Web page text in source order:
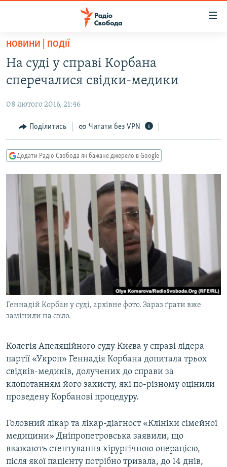
Перейти
основного
матеріалу
Перейти
до
навігації
Перейти
до
ВСЕ ЗА ДОБУ
СТАТТІ
ПОЛІТИКА
ЕКОНОМІКА
КУЛЬТУРА
УКРАЇНА
ВІЙНА
РОСІЙСЬКА «ФІЛЬТРАЦІЯ»
КРИМ.РЕАЛІЇ
СХЕМИ
ПРИАЗОВ’Я
КИТАЙ.ВИКЛИКИ
МУЛЬТИМЕДІА
ФОТО
СПЕЦПРОЄКТИ
ПОДКАСТИ
РУС
УКР
КТАТ
НОВИНИ | ПОДІЇ
На суді у справі Корбана
сперечалися свідки-медики
08 лютого 2016, 21:46
Поділитись Читати без VPN
Додати Радіо Свобода як бажане джерело в Google
Геннадій Корбан у суді, архівне фото. Зараз ґрати вже
замінили на скло.
Колегія Апеляційного суду Києва у справі лідера
партії «Укроп» Геннадія Корбана допитала трьох
свідків-медиків, долучених до справи за
клопотанням його захисту, які по-різному оцінили
проведену Корбанові процедуру.
Головний лікар та лікар-діагност «Клініки сімейної
медицини» Дніпропетровська заявили, що
вважають стентування хірургічною операцією,
після якої пацієнту потрібно тривала, до 14 днів,